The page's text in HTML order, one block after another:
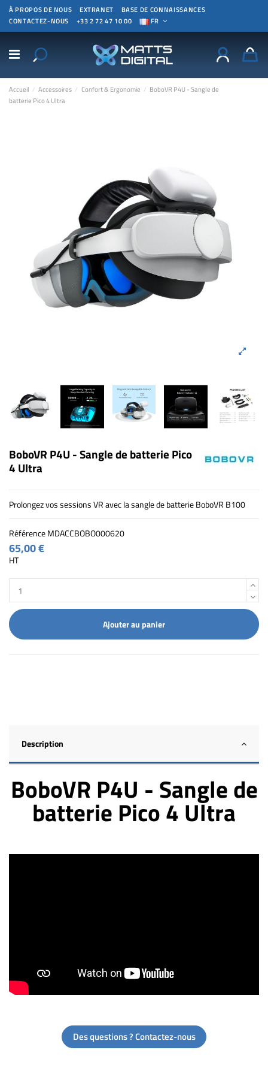
À PROPOS DE NOUS EXTRANET
BASE DE CONNAISSANCES
CONTACTEZ-NOUS
+33 2 72 47 10 00 FR
Accueil Accessoires Confort & Ergonomie
BoboVR P4U - Sangle de
batterie Pico 4 Ultra
BoboVR P4U - Sangle de batterie Pico
4 Ultra
Prolongez vos sessions VR avec la sangle de batterie BoboVR B100
RéférenceMDACCBOBO000620
65,00 €
HT
Ajouter au panier
Description
BoboVR P4U - Sangle de
batterie Pico 4 Ultra
Des questions ? Contactez-nous